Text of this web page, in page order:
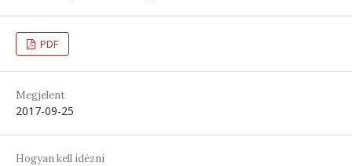
PDF
Megjelent
2017-09-25
Hogyan kell idézni